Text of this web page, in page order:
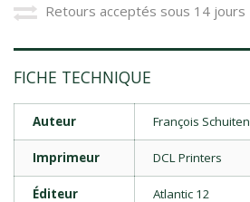
Retours acceptés sous 14 jours
FICHE TECHNIQUE
Auteur François Schuiten
Imprimeur DCL Printers
Éditeur Atlantic 12